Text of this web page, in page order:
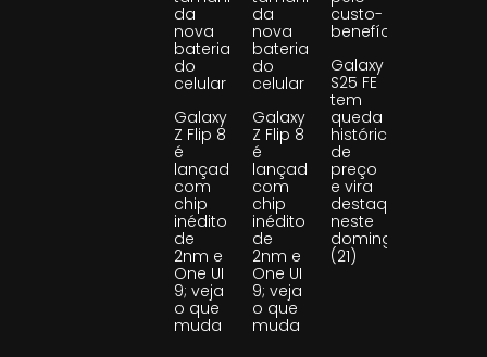
da
nova
bateria
do
celular
Galaxy
Z Flip 8
é
lançado
com
chip
inédito
de
2nm e
One UI
9; veja
o que
muda
da
nova
bateria
do
celular
Galaxy
Z Flip 8
é
lançado
com
chip
inédito
de
2nm e
One UI
9; veja
o que
muda
custo-
benefício
Galaxy
S25 FE
tem
queda
histórica
de
preço
e vira
destaque
neste
domingo
(21)